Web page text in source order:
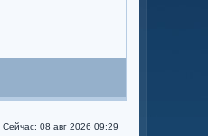
Сейчас: 08 авг 2026 09:29